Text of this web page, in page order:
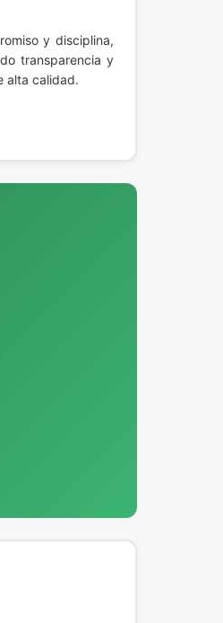
y disciplina,
transparencia y
alta calidad.